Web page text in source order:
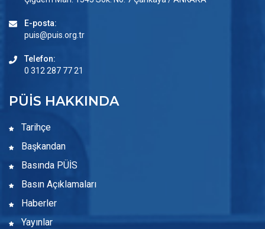
E-posta:
puis@puis.org.tr
Telefon:
0 312 287 77 21
PÜİS HAKKINDA
Tarihçe
Başkandan
Basında PÜİS
Basın Açıklamaları
Haberler
Yayınlar